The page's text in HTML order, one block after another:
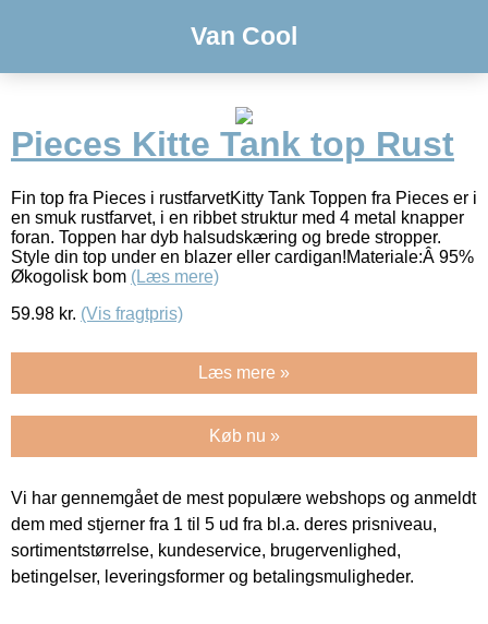
Van Cool
Pieces Kitte Tank top Rust
Fin top fra Pieces i rustfarvetKitty Tank Toppen fra Pieces er i
en smuk rustfarvet, i en ribbet struktur med 4 metal knapper
foran. Toppen har dyb halsudskæring og brede stropper.
Style din top under en blazer eller cardigan!Materiale:Â 95%
Økogolisk bom (Læs mere)
59.98 kr. (Vis fragtpris)
Læs mere »
Køb nu »
Vi har gennemgået de mest populære webshops og anmeldt
dem med stjerner fra 1 til 5 ud fra bl.a. deres prisniveau,
sortimentstørrelse, kundeservice, brugervenlighed,
betingelser, leveringsformer og betalingsmuligheder.